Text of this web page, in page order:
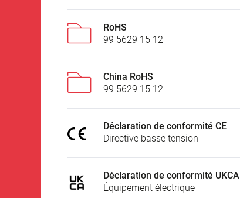
RoHS
99 5629 15 12
China RoHS
99 5629 15 12
Déclaration de conformité CE
Directive basse tension
Déclaration de conformité UKCA
Équipement électrique